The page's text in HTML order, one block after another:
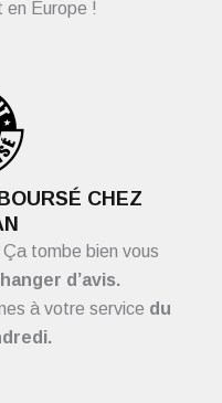
en Europe !
CHEZ
tombe bien vous
d’avis.
à votre service du